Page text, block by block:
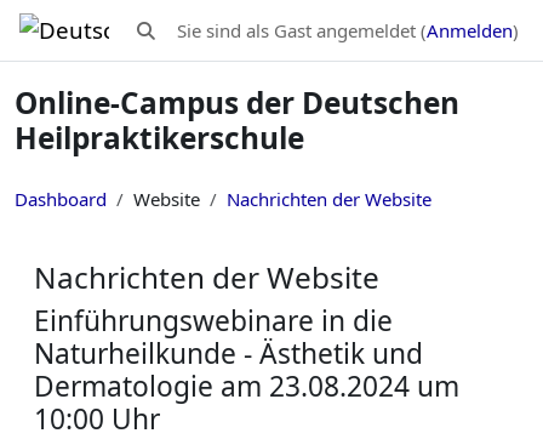
Zum Hauptinhalt
Sucheingabe umschalten
Sie sind als Gast angemeldet (Anmelden)
Online-Campus der Deutschen
Heilpraktikerschule
Dashboard Website Nachrichten der Website
Nachrichten der Website
Einführungswebinare in die
Naturheilkunde - Ästhetik und
Dermatologie am 23.08.2024 um
10:00 Uhr